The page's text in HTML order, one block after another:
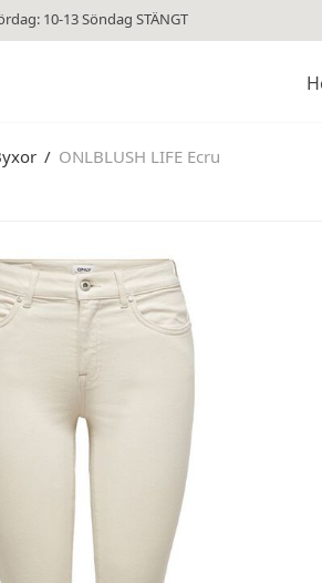
10-13 Söndag STÄNGT
/ ONLBLUSH LIFE Ecru